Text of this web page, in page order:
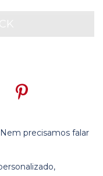
precisamos falar